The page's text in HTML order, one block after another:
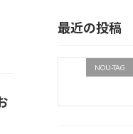
最近の投稿
NOU-TAG